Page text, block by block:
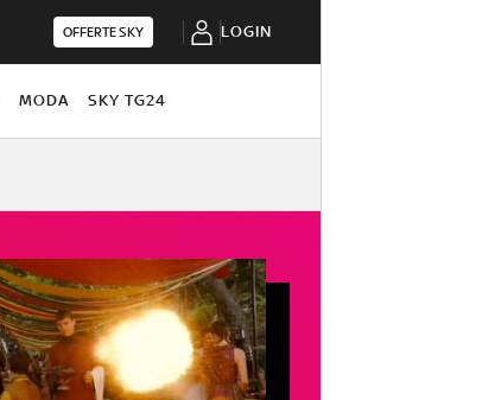
OFFERTE SKY LOGIN
MODA SKY TG24